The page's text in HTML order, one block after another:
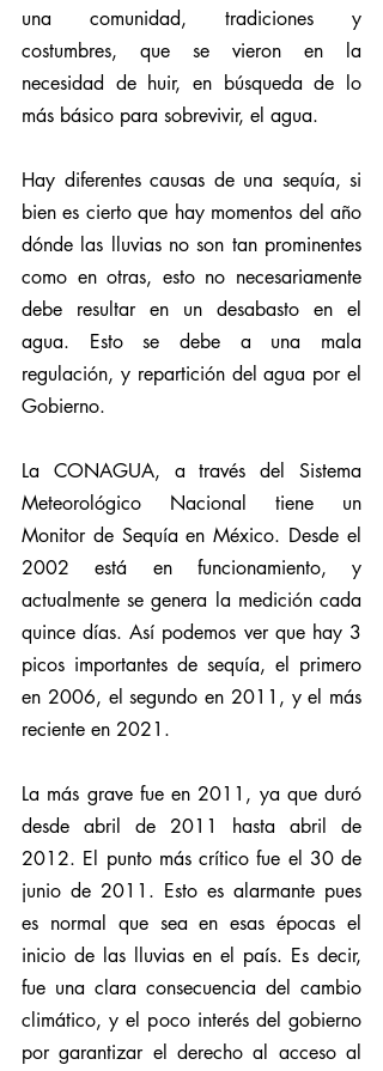
una comunidad, tradiciones y
costumbres, que se vieron en la
necesidad de huir, en búsqueda de lo
más básico para sobrevivir, el agua.
Hay diferentes causas de una sequía, si
bien es cierto que hay momentos del año
dónde las lluvias no son tan prominentes
como en otras, esto no necesariamente
debe resultar en un desabasto en el
agua. Esto se debe a una mala
regulación, y repartición del agua por el
Gobierno.
La CONAGUA, a través del Sistema
Meteorológico Nacional tiene un
Monitor de Sequía en México. Desde el
2002 está en funcionamiento, y
actualmente se genera la medición cada
quince días. Así podemos ver que hay 3
picos importantes de sequía, el primero
en 2006, el segundo en 2011, y el más
reciente en 2021.
La más grave fue en 2011, ya que duró
desde abril de 2011 hasta abril de
2012. El punto más crítico fue el 30 de
junio de 2011. Esto es alarmante pues
es normal que sea en esas épocas el
inicio de las lluvias en el país. Es decir,
fue una clara consecuencia del cambio
climático, y el poco interés del gobierno
por garantizar el derecho al acceso al